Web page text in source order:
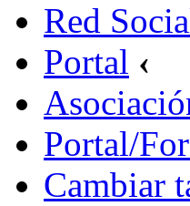
Red
Portal ‹
Portal/
Cambiar